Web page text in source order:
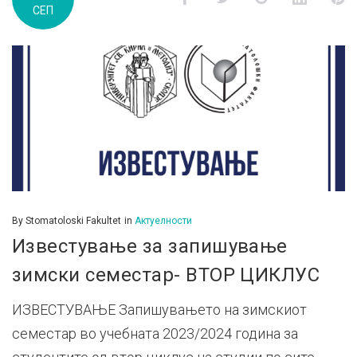
д.м.г
СЕП
By Stomatoloski Fakultet in Актуелности
Известување за запишување
зимски семестар- ВТОР ЦИКЛУС
ИЗВЕСТУВАЊЕ Запишувањето на зимскиот
семестар во учебната 2023/2024 година за